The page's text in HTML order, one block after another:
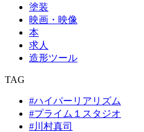
塗装
映画・映像
本
求人
造形ツール
TAG
#ハイパーリアリズム
#プライム１スタジオ
#川村真司